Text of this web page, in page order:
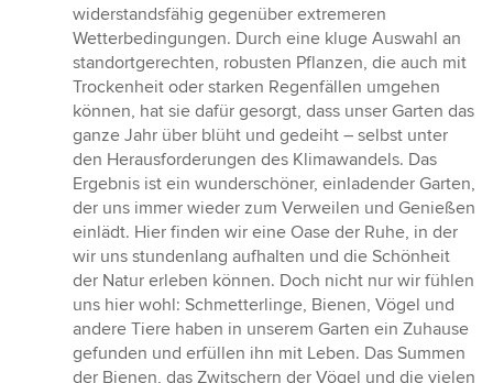
widerstandsfähig gegenüber extremeren
Wetterbedingungen. Durch eine kluge Auswahl an
standortgerechten, robusten Pflanzen, die auch mit
Trockenheit oder starken Regenfällen umgehen
können, hat sie dafür gesorgt, dass unser Garten das
ganze Jahr über blüht und gedeiht – selbst unter
den Herausforderungen des Klimawandels. Das
Ergebnis ist ein wunderschöner, einladender Garten,
der uns immer wieder zum Verweilen und Genießen
einlädt. Hier finden wir eine Oase der Ruhe, in der
wir uns stundenlang aufhalten und die Schönheit
der Natur erleben können. Doch nicht nur wir fühlen
uns hier wohl: Schmetterlinge, Bienen, Vögel und
andere Tiere haben in unserem Garten ein Zuhause
gefunden und erfüllen ihn mit Leben. Das Summen
der Bienen, das Zwitschern der Vögel und die vielen